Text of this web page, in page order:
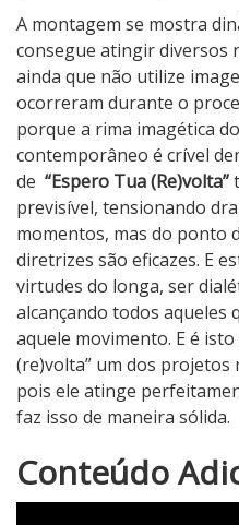
A montagem se mostra
consegue atingir diversos
ainda que não utilize
ocorreram durante o
porque a rima imagética
contemporâneo é crível
de “Espero Tua (Re)volta”
previsível, tensionando
momentos, mas do ponto
diretrizes são eficazes. E
virtudes do longa, ser
alcançando todos aqueles
aquele movimento. E é
(re)volta” um dos
pois ele atinge
faz isso de maneira sólida.
N
o
Conteúdo